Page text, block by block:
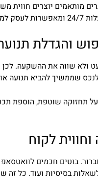
מותאמים יוצרים חווית
סגור.
והגדלת
שווה את ההשקעה. לכן
לקוח
בוטים חכמים
בסיסיות ועוד. כל